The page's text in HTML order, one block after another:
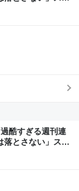
酷すぎる週刊連
落とさない」スト